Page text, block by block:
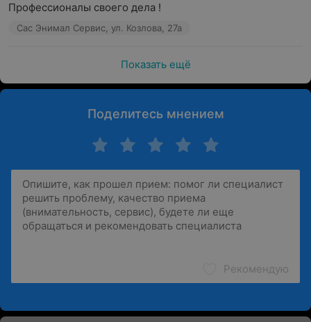
Профессионалы своего дела !
Сас Энимал Сервис, ул. Козлова, 27а
Показать ещё
Поделитесь мнением
Рекомендую